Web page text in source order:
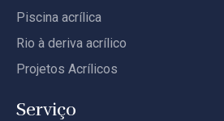
Piscina acrílica
Rio à deriva acrílico
Projetos Acrílicos
Serviço